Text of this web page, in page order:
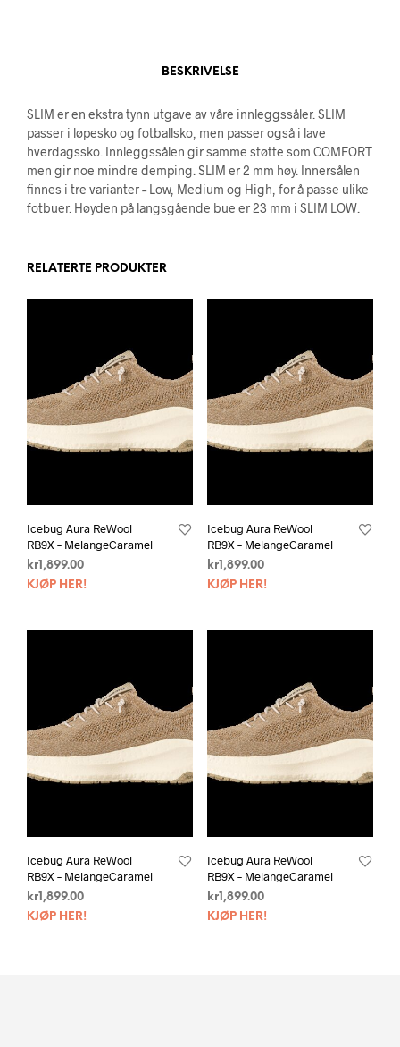
BESKRIVELSE
SLIM er en ekstra tynn utgave av våre innleggssåler. SLIM
passer i løpesko og fotballsko, men passer også i lave
hverdagssko. Innleggssålen gir samme støtte som COMFORT
men gir noe mindre demping. SLIM er 2 mm høy. Innersålen
finnes i tre varianter – Low, Medium og High, for å passe ulike
fotbuer. Høyden på langsgående bue er 23 mm i SLIM LOW.
RELATERTE PRODUKTER
Icebug Aura ReWool
RB9X – MelangeCaramel
kr 1,899.00
KJØP HER!
Icebug Aura ReWool
RB9X – MelangeCaramel
kr1,899.00
KJØP HER!
Icebug Aura ReWool
RB9X – MelangeCaramel
kr 1,899.00
KJØP HER!
Icebug Aura ReWool
RB9X – MelangeCaramel
kr1,899.00
KJØP HER!